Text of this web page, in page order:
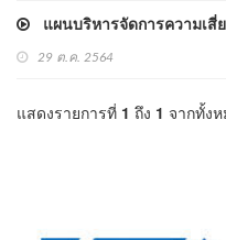
แผนบริหารจัดการความเสี่
29 ต.ค. 2564
แสดงรายการที่ 1 ถึง 1 จากทั้ง